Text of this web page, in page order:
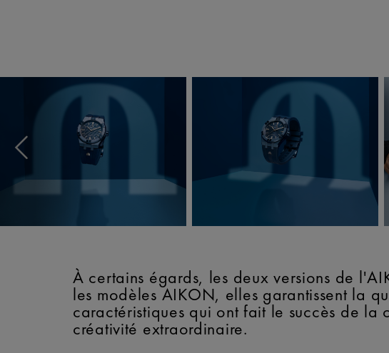
À certains égards, les deux versions de
les modèles AIKON, elles garantissent la
caractéristiques qui ont fait le succès de
créativité extraordinaire.